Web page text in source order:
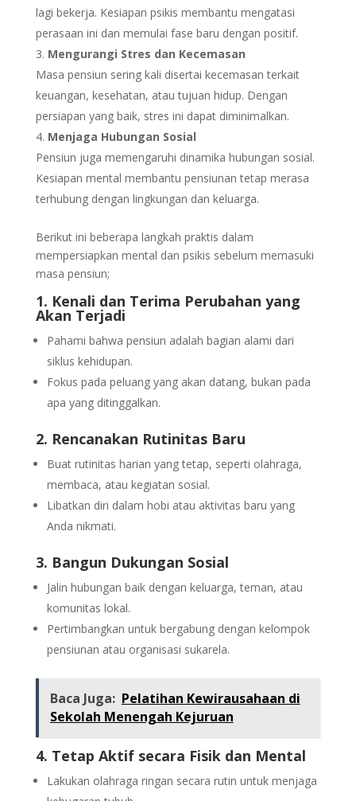
lagi bekerja. Kesiapan psikis membantu mengatasi
perasaan ini dan memulai fase baru dengan positif.
Mengurangi Stres dan Kecemasan
Masa pensiun sering kali disertai kecemasan terkait
keuangan, kesehatan, atau tujuan hidup. Dengan
persiapan yang baik, stres ini dapat diminimalkan.
Menjaga Hubungan Sosial
Pensiun juga memengaruhi dinamika hubungan sosial.
Kesiapan mental membantu pensiunan tetap merasa
terhubung dengan lingkungan dan keluarga.
Berikut ini beberapa langkah praktis dalam
mempersiapkan mental dan psikis sebelum memasuki
masa pensiun;
1. Kenali dan Terima Perubahan yang
Akan Terjadi
Pahami bahwa pensiun adalah bagian alami dari
siklus kehidupan.
Fokus pada peluang yang akan datang, bukan pada
apa yang ditinggalkan.
2. Rencanakan Rutinitas Baru
Buat rutinitas harian yang tetap, seperti olahraga,
membaca, atau kegiatan sosial.
Libatkan diri dalam hobi atau aktivitas baru yang
Anda nikmati.
3. Bangun Dukungan Sosial
Jalin hubungan baik dengan keluarga, teman, atau
komunitas lokal.
Pertimbangkan untuk bergabung dengan kelompok
pensiunan atau organisasi sukarela.
Baca Juga: Pelatihan Kewirausahaan di
Sekolah Menengah Kejuruan
4. Tetap Aktif secara Fisik dan Mental
Lakukan olahraga ringan secara rutin untuk menjaga